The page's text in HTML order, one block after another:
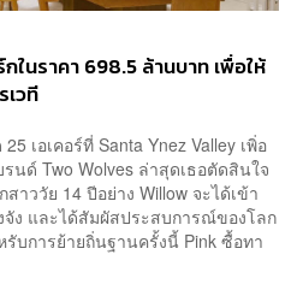
นราคา 698.5 ล้านบาท เพื่อให้
เวที
เอเคอร์ที่ Santa Ynez Valley เพิ่อ
นด์ Two Wolves ล่าสุดเธอตัดสินใจ
าววัย 14 ปีอย่าง Willow จะได้เข้า
จัง และได้สัมผัสประสบการณ์ของโลก
บการย้ายถิ่นฐานครั้งนี้ Pink ซื้อทา